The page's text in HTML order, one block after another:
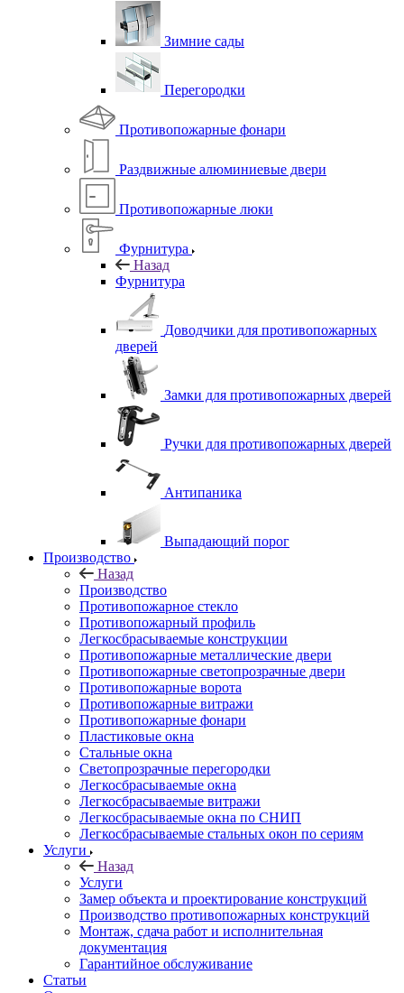
Зимние сады
Перегородки
Противопожарные фонари
Раздвижные алюминиевые двери
Противопожарные люки
Фурнитура
Назад
Фурнитура
Доводчики для противопожарных
дверей
Замки для противопожарных дверей
Ручки для противопожарных дверей
Антипаника
Выпадающий порог
Производство
Назад
Производство
Противопожарное стекло
Противопожарный профиль
Легкосбрасываемые конструкции
Противопожарные металлические двери
Противопожарные светопрозрачные двери
Противопожарные ворота
Противопожарные витражи
Противопожарные фонари
Пластиковые окна
Стальные окна
Светопрозрачные перегородки
Легкосбрасываемые окна
Легкосбрасываемые витражи
Легкосбрасываемые окна по СНИП
Легкосбрасываемые стальных окон по сериям
Услуги
Назад
Услуги
Замер объекта и проектирование конструкций
Производство противопожарных конструкций
Монтаж, сдача работ и исполнительная
документация
Гарантийное обслуживание
Статьи